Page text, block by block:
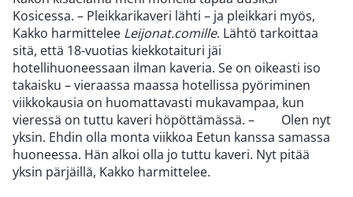
Kosicessa. – Pleikkarikaveri lähti – ja pleikkari myös,
Kakko harmittelee Leijonat.comille. Lähtö tarkoittaa
sitä, että 18-vuotias kiekkotaituri jäi
hotellihuoneessaan ilman kaveria. Se on oikeasti iso
takaisku – vieraassa maassa hotellissa pyöriminen
viikkokausia on huomattavasti mukavampaa, kun
vieressä on tuttu kaveri höpöttämässä. – Olen nyt
yksin. Ehdin olla monta viikkoa Eetun kanssa samassa
huoneessa. Hän alkoi olla jo tuttu kaveri. Nyt pitää
yksin pärjäillä, Kakko harmittelee.